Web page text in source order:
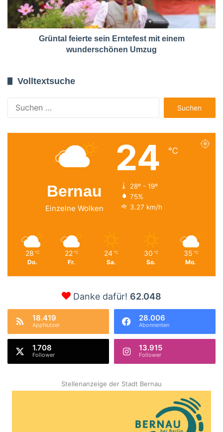
Grüntal feierte sein Erntefest mit einem
wunderschönen Umzug
Volltextsuche
nach:
Bernau
Einzelne Wolken
24 ℃
28º - 19º
75%
3.27 km/h
28 ℃
Do.
22 ℃
Fr.
24 ℃
Sa.
30 ℃
So.
35 ℃
Mo.
Danke dafür! 62.048
18.419
AppNutzer
28.006
Abonnenten
1.708
Follower
13.915
Follower
Stellenanzeige der Stadt Bernau